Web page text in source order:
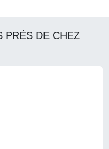
PRÉS DE CHEZ